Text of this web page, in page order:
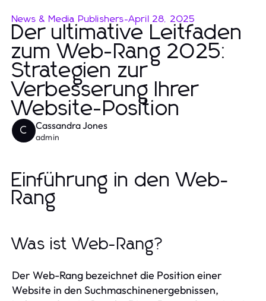
News & Media Publishers-April 28, 2025
Der ultimative Leitfaden
zum Web-Rang 2025:
Strategien zur
Verbesserung Ihrer
Website-Position
C Cassandra Jones
admin
Einführung in den Web-
Rang
Was ist Web-Rang?
Der Web-Rang bezeichnet die Position einer
Website in den Suchmaschinenergebnissen,